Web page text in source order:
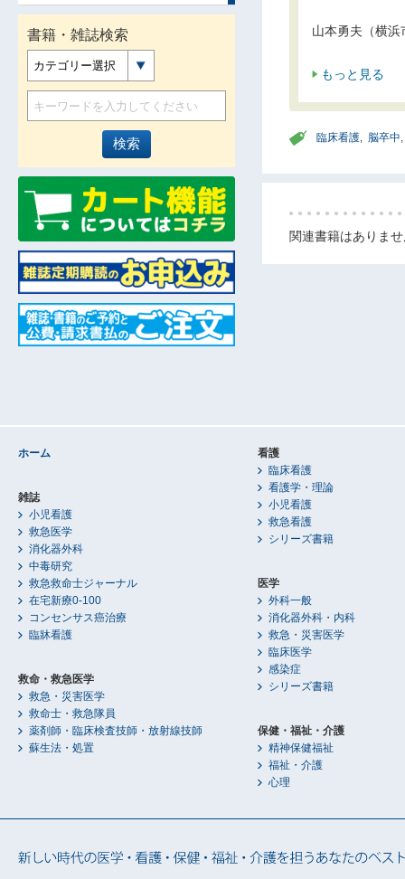
山本勇夫（横
もっと見る
臨床看護, 脳卒中,
関連書籍はありま
書籍・雑誌検索
カテゴリー選択
ホーム
雑誌
小児看護
救急医学
消化器外科
中毒研究
救急救命士ジャーナル
在宅新療0-100
コンセンサス癌治療
臨牀看護
救命・救急医学
救急・災害医学
救命士・救急隊員
薬剤師・臨床検査技師・放射線技師
蘇生法・処置
看護
臨床看護
看護学・理論
小児看護
救急看護
シリーズ書籍
医学
外科一般
消化器外科・内科
救急・災害医学
臨床医学
感染症
シリーズ書籍
保健・福祉・介護
精神保健福祉
福祉・介護
心理